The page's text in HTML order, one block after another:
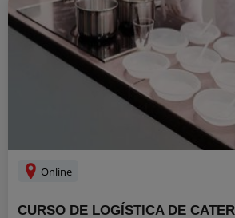
Online
CURSO DE LOGÍSTICA DE